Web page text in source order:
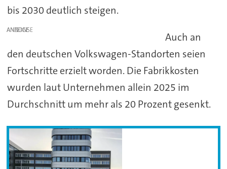
bis 2030 deutlich steigen.
ANZEIGE
Auch an
den deutschen Volkswagen-Standorten seien
Fortschritte erzielt worden. Die Fabrikkosten
wurden laut Unternehmen allein 2025 im
Durchschnitt um mehr als 20 Prozent gesenkt.